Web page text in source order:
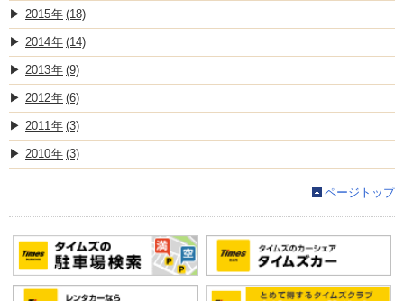
2015 (18)
2014 (14)
2013 (9)
2012 (6)
2011 (3)
2010 (3)
ページトップ